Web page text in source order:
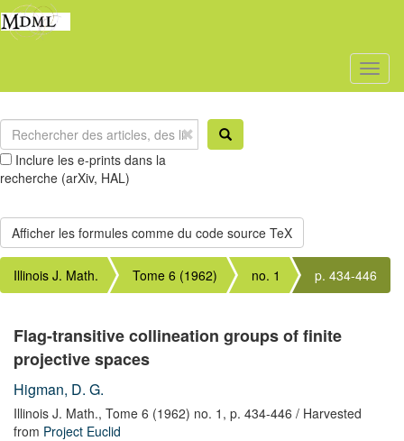
Inclure les e-prints dans la
recherche (arXiv, HAL)
Illinois J. Math. Tome 6 (1962) no. 1 p. 434-446
Flag-transitive collineation groups of finite
projective spaces
Higman, D. G.
Illinois J. Math., Tome 6 (1962) no. 1, p. 434-446 / Harvested
from Project Euclid